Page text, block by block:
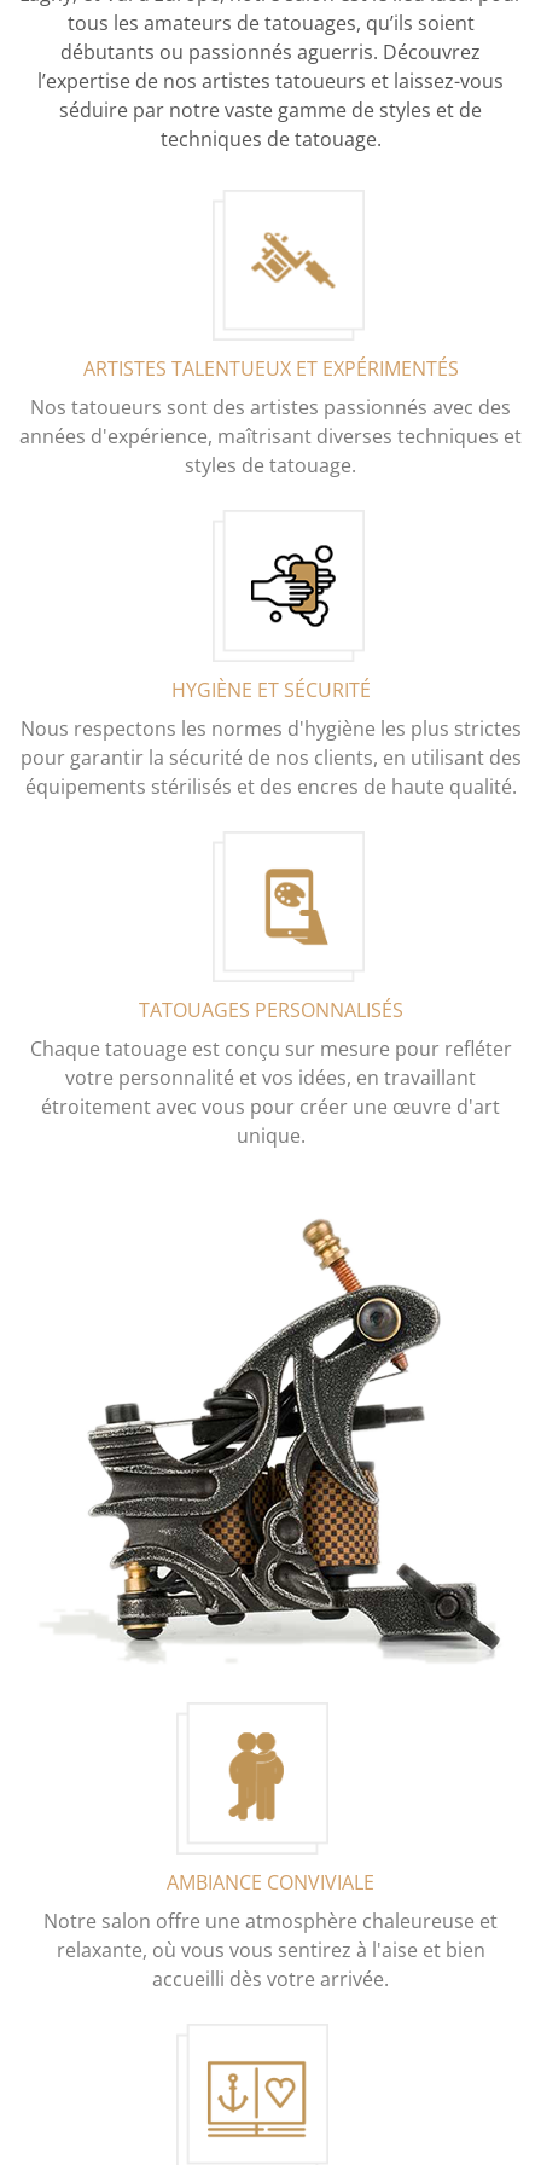
tous les amateurs de tatouages, qu’ils soient
débutants ou passionnés aguerris. Découvrez
l’expertise de nos artistes tatoueurs et laissez-vous
séduire par notre vaste gamme de styles et de
techniques de tatouage.
ARTISTES TALENTUEUX ET EXPÉRIMENTÉS
Nos tatoueurs sont des artistes passionnés avec des
années d'expérience, maîtrisant diverses techniques et
styles de tatouage.
HYGIÈNE ET SÉCURITÉ
Nous respectons les normes d'hygiène les plus strictes
pour garantir la sécurité de nos clients, en utilisant des
équipements stérilisés et des encres de haute qualité.
TATOUAGES PERSONNALISÉS
Chaque tatouage est conçu sur mesure pour refléter
votre personnalité et vos idées, en travaillant
étroitement avec vous pour créer une œuvre d'art
unique.
AMBIANCE CONVIVIALE
Notre salon offre une atmosphère chaleureuse et
relaxante, où vous vous sentirez à l'aise et bien
accueilli dès votre arrivée.